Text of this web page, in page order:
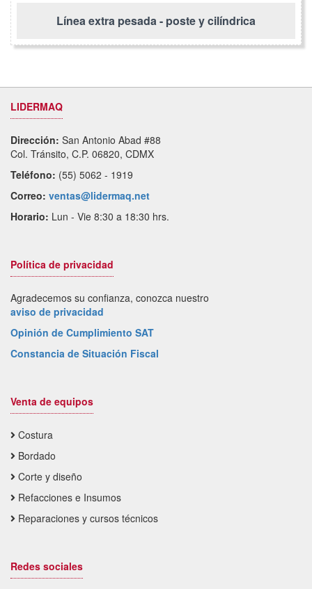
Línea extra pesada - poste y cilíndrica
LIDERMAQ
Dirección: San Antonio Abad #88
Col. Tránsito, C.P. 06820, CDMX
Teléfono: (55) 5062 - 1919
Correo: ventas@lidermaq.net
Horario: Lun - Vie 8:30 a 18:30 hrs.
Política de privacidad
Agradecemos su confianza, conozca nuestro
aviso de privacidad
Opinión de Cumplimiento SAT
Constancia de Situación Fiscal
Venta de equipos
Costura
Bordado
Corte y diseño
Refacciones e Insumos
Reparaciones y cursos técnicos
Redes sociales